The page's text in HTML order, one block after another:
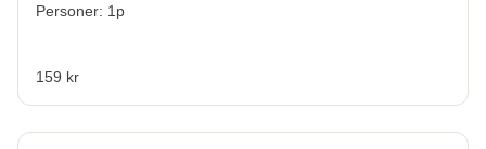
Personer: 1p
159 kr